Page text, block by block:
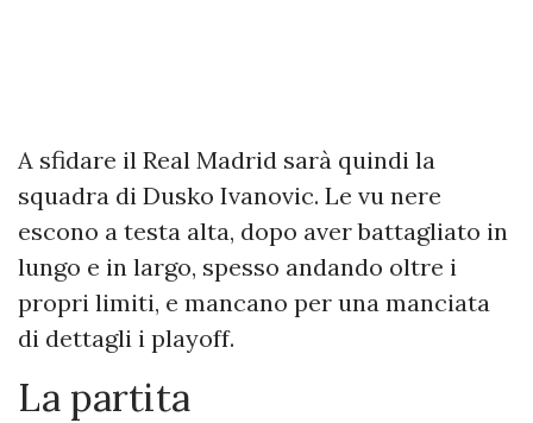
A sfidare il Real Madrid sarà quindi la
squadra di Dusko Ivanovic. Le vu nere
escono a testa alta, dopo aver battagliato in
lungo e in largo, spesso andando oltre i
propri limiti, e mancano per una manciata
di dettagli i playoff.
La partita